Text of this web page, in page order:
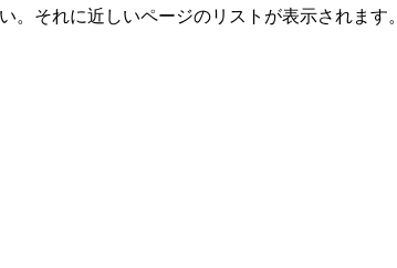
それに近しいページのリストが表示されます。